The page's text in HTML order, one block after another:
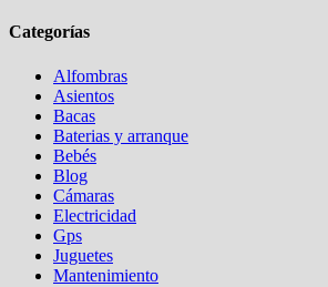
Categorías
Alfombras
Asientos
Bacas
Baterias y arranque
Bebés
Blog
Cámaras
Electricidad
Gps
Juguetes
Mantenimiento